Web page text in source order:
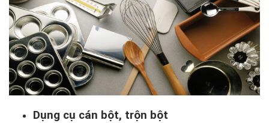
Dụng cụ cán bột, trộn bột